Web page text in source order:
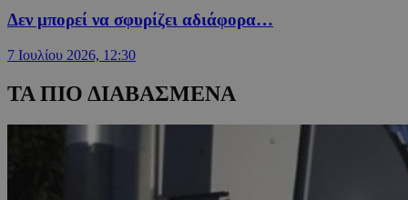
Δεν μπορεί να σφυρίζει αδιάφορα…
7 Ιουλίου 2026, 12:30
ΤΑ ΠΙΟ ΔΙΑΒΑΣΜΕΝΑ